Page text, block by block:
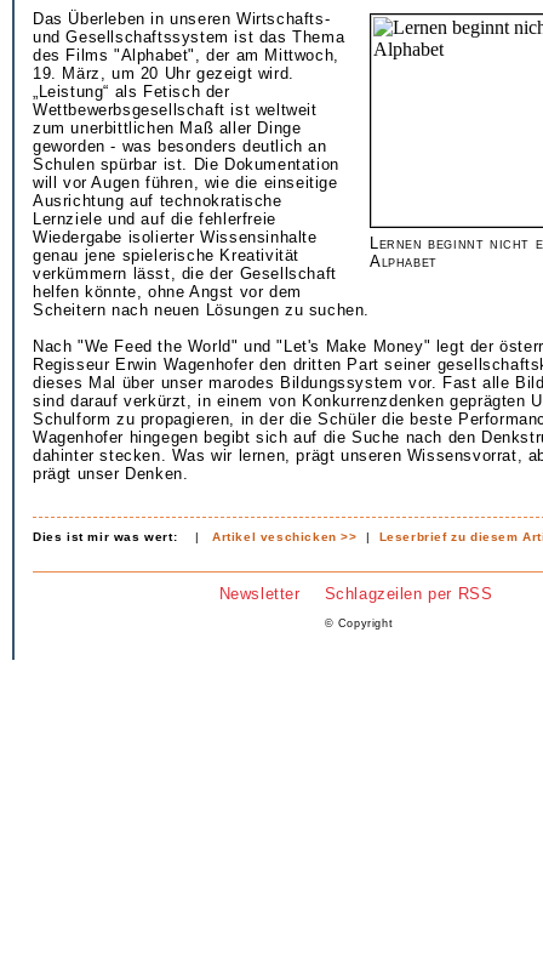
Lernen beginnt nicht
Alphabet
Das Überleben in unseren Wirtschafts-
und Gesellschaftssystem ist das Thema
des Films "Alphabet", der am Mittwoch,
19. März, um 20 Uhr gezeigt wird.
„Leistung“ als Fetisch der
Wettbewerbsgesellschaft ist weltweit
zum unerbittlichen Maß aller Dinge
geworden - was besonders deutlich an
Schulen spürbar ist. Die Dokumentation
will vor Augen führen, wie die einseitige
Ausrichtung auf technokratische
Lernziele und auf die fehlerfreie
Wiedergabe isolierter Wissensinhalte
genau jene spielerische Kreativität
verkümmern lässt, die der Gesellschaft
helfen könnte, ohne Angst vor dem
Scheitern nach neuen Lösungen zu suchen.
Nach "We Feed the World" und "Let's Make Money" legt der
Regisseur Erwin Wagenhofer den dritten Part seiner
dieses Mal über unser marodes Bildungssystem vor. Fast alle
sind darauf verkürzt, in einem von Konkurrenzdenken geprägten
Schulform zu propagieren, in der die Schüler die beste
Wagenhofer hingegen begibt sich auf die Suche nach den
dahinter stecken. Was wir lernen, prägt unseren Wissensvorrat,
prägt unser Denken.
Dies ist mir was wert: |Artikel veschicken >> | Leserbrief zu diesem
Newsletter Schlagzeilen per RSS
© Copyright